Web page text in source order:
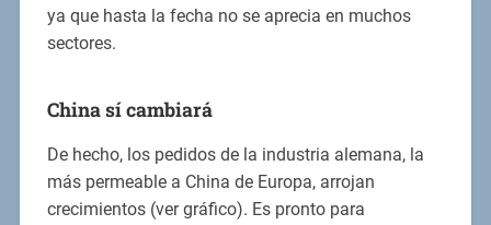
ya que hasta la fecha no se aprecia en muchos
sectores.
China sí cambiará
De hecho, los pedidos de la industria alemana, la
más permeable a China de Europa, arrojan
crecimientos (ver gráfico). Es pronto para